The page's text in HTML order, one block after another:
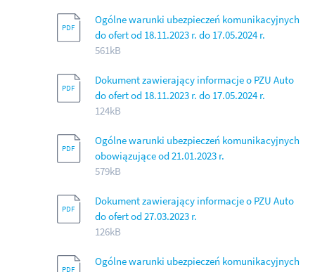
Ogólne warunki ubezpieczeń komunikacyjnych
do ofert od 18.11.2023 r. do 17.05.2024 r.
561kB
Dokument zawierający informacje o PZU Auto
do ofert od 18.11.2023 r. do 17.05.2024 r.
124kB
Ogólne warunki ubezpieczeń komunikacyjnych
obowiązujące od 21.01.2023 r.
579kB
Dokument zawierający informacje o PZU Auto
do ofert od 27.03.2023 r.
126kB
Ogólne warunki ubezpieczeń komunikacyjnych